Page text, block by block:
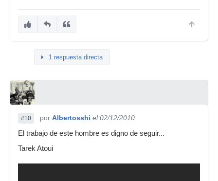
1 respuesta directa
#10 por Albertosshi el 02/12/2010
El trabajo de este hombre es digno de seguir...
Tarek Atoui